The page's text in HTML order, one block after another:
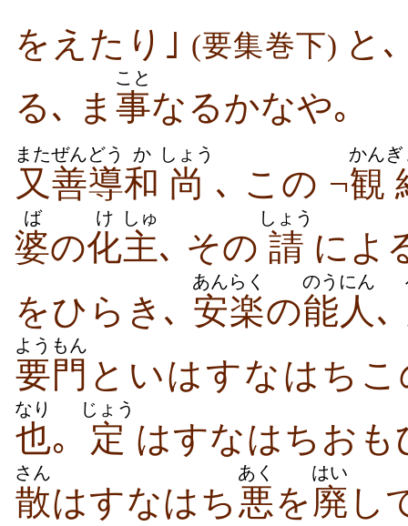
をえたり｣ (要集巻下) と
る､ ま 事
こと
なるかなや｡
又
また
善導
ぜんどう
和
か
尚
しょう
､ この ¬観
かん
婆
ば
の化
け
主
しゅ
､ その 請
しょう
によ
をひらき､ 安楽
あんらく
の能人
のうにん
､
要門
ようもん
といはすなはちこ
也
なり
｡ 定
じょう
はすなはちお
散
さん
はすなはち 悪
あく
を 廃
はい
し